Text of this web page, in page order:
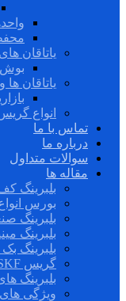
یاتاقان
بوش
یاتاقان
انواع
تماس با ما
درباره ما
سوالات متداول
مقاله ها
بلبرینگ
بورس
بلبرینگ
بلبرینگ
بلبرینگ
گریس SKF
بلبرینگ
ویژگی